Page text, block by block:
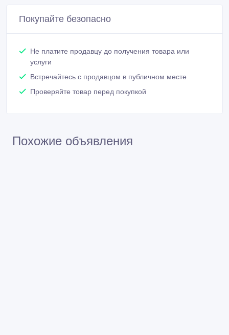
Покупайте безопасно
Не платите продавцу до получения товара или
услуги
Встречайтесь с продавцом в публичном месте
Проверяйте товар перед покупкой
Похожие объявления